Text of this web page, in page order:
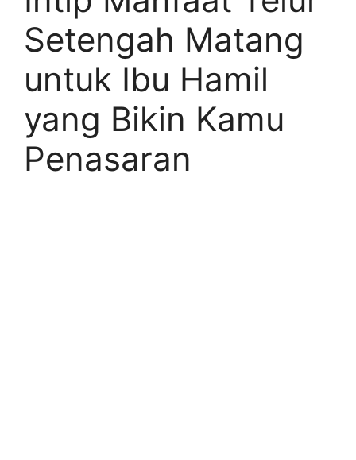
Setengah Matang
untuk Ibu Hamil
yang Bikin Kamu
Penasaran